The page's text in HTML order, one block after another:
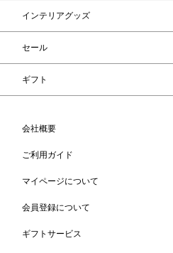
インテリアグッズ
セール
ギフト
会社概要
ご利用ガイド
マイページについて
会員登録について
ギフトサービス